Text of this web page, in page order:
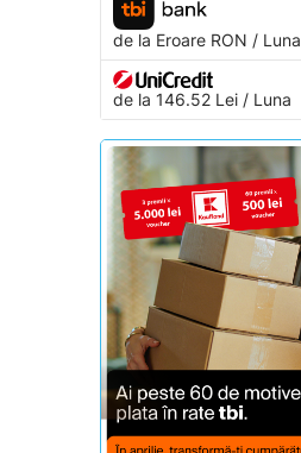
de la EroareRON / Luna
de la 146.52 Lei / Luna